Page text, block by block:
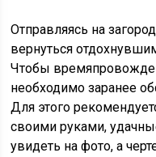
Отправляясь на
вернуться
Чтобы
необходимо заранее
Для этого
своими руками,
увидеть на фото, а